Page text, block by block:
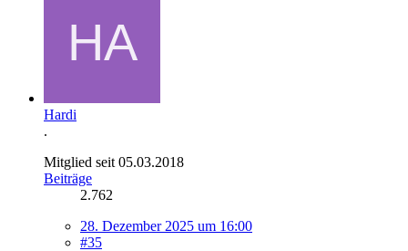
Hardi
.
Mitglied seit 05.03.2018
Beiträge
2.762
28. Dezember 2025 um 16:00
#35